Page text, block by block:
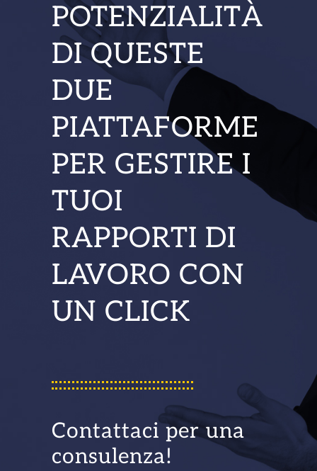
POTENZIALITÀ
DI QUESTE
DUE
PIATTAFORME
PER GESTIRE I
TUOI
RAPPORTI DI
LAVORO CON
UN CLICK
Contattaci per una
consulenza!